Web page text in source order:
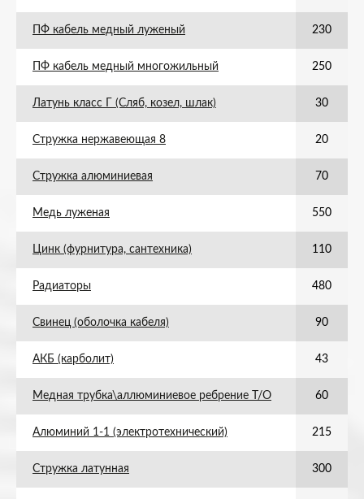
ПФ кабель медный луженый 230
ПФ кабель медный многожильный 250
Латунь класс Г (Сляб, козел, шлак) 30
Стружка нержавеющая 8 20
Стружка алюминиевая 70
Медь луженая 550
Цинк (фурнитура, сантехника) 110
Радиаторы 480
Свинец (оболочка кабеля) 90
АКБ (карболит) 43
Медная трубка\аллюминиевое ребрение Т/О 60
Алюминий 1-1 (электротехнический) 215
Стружка латунная 300